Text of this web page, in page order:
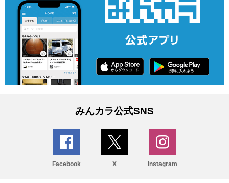
みんカラ公式SNS
Facebook X Instagram